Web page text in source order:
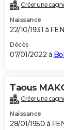
Créer une
Naissance
22/10/1931 à
Décès
07/01/2022 à
Taous
Créer une
Naissance
28/01/1950 à